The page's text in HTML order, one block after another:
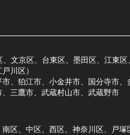
文京区、台東区、墨田区、江東
川区）
、狛江市、小金井市、国分寺市
三鷹市、武蔵村山市、武蔵野市
区、中区、西区、神奈川区、戸